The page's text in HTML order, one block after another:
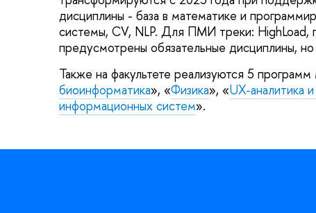
дисциплины - база в математике и
системы, CV, NLP. Для ПМИ треки: HighLoad,
предусмотрены обязательные дисциплины,
Также на факультете реализуются 5 программ
биоинформатика», «Физика», «UX-аналитика
информационных систем».